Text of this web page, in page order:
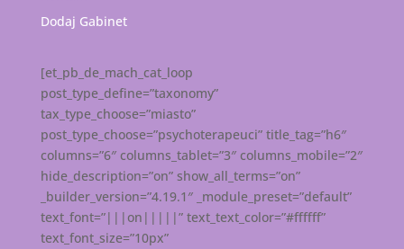
Dodaj Gabinet
[et_pb_de_mach_cat_loop
post_type_define=”taxonomy”
tax_type_choose=”miasto”
post_type_choose=”psychoterapeuci” title_tag=”h6″
columns=”6″ columns_tablet=”3″ columns_mobile=”2″
hide_description=”on” show_all_terms=”on”
_builder_version=”4.19.1″ _module_preset=”default”
text_font=”|||on|||||” text_text_color=”#ffffff”
text_font_size=”10px”